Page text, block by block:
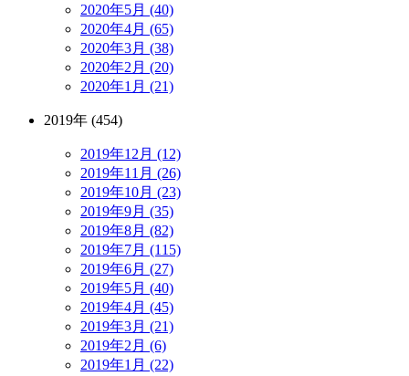
2020年5月 (40)
2020年4月 (65)
2020年3月 (38)
2020年2月 (20)
2020年1月 (21)
2019年 (454)
2019年12月 (12)
2019年11月 (26)
2019年10月 (23)
2019年9月 (35)
2019年8月 (82)
2019年7月 (115)
2019年6月 (27)
2019年5月 (40)
2019年4月 (45)
2019年3月 (21)
2019年2月 (6)
2019年1月 (22)